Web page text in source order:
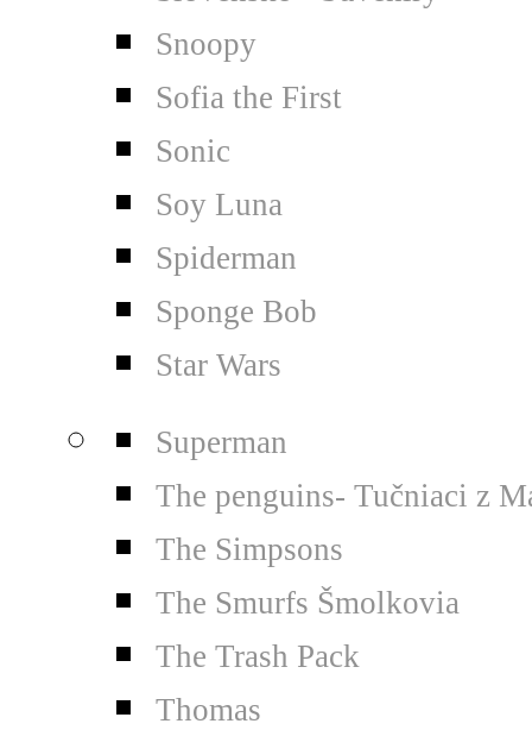
Snoopy
Sofia the First
Sonic
Soy Luna
Spiderman
Sponge Bob
Star Wars
Superman
The penguins- Tučniaci z
The Simpsons
The Smurfs Šmolkovia
The Trash Pack
Thomas